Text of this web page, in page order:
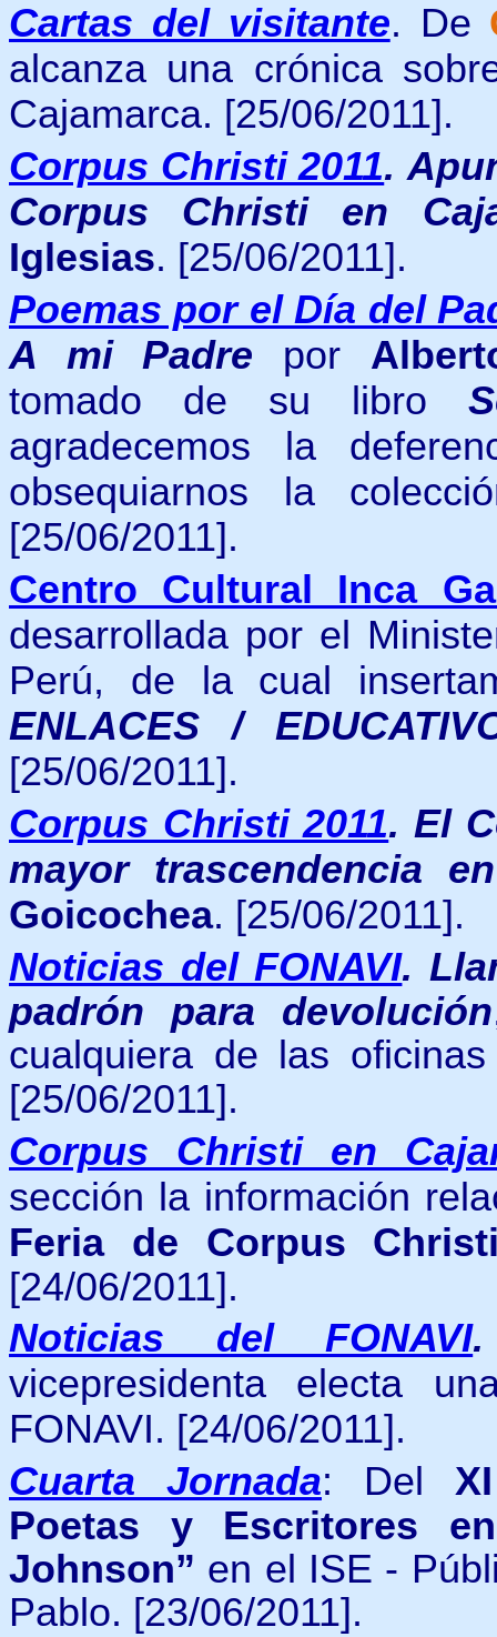
Cartas del visitante. De
alcanza una crónica
Cajamarca. [25/06/2011].
Corpus Christi 2011.
Corpus Christi en
Iglesias. [25/06/2011].
Poemas por el Día del
A mi Padre por
tomado de su libro
agradecemos la
obsequiarnos la
[25/06/2011].
Centro Cultural Inca
desarrollada por el
Perú, de la cual
ENLACES /
[25/06/2011].
Corpus Christi 2011. El
mayor trascendencia
Goicochea. [25/06/2011].
Noticias del FONAVI.
padrón para devolución
cualquiera de las
[25/06/2011].
Corpus Christi en
sección la información
Feria de Corpus
[24/06/2011].
Noticias del FONAVI
vicepresidenta electa
FONAVI. [24/06/2011].
Cuarta Jornada: Del
Poetas y Escritores
Johnson” en el ISE -
Pablo. [23/06/2011].